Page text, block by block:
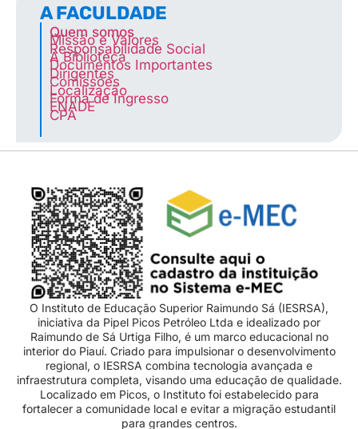
A FACULDADE
Quem somos
Missão e Valores
Responsabilidade Social
A Biblioteca
Documentos Importantes
Dirigentes
Comissões
Localização
Forma de Ingresso
ENADE
CPA
O Instituto de Educação Superior Raimundo Sá (IESRSA),
iniciativa da Pipel Picos Petróleo Ltda e idealizado por
Raimundo de Sá Urtiga Filho, é um marco educacional no
interior do Piauí. Criado para impulsionar o desenvolvimento
regional, o IESRSA combina tecnologia avançada e
infraestrutura completa, visando uma educação de qualidade.
Localizado em Picos, o Instituto foi estabelecido para
fortalecer a comunidade local e evitar a migração estudantil
para grandes centros.